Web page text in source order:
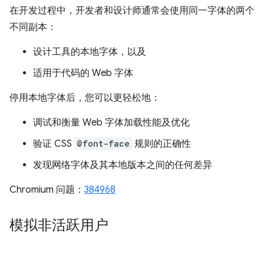
在开发过程中，开发者和设计师通常会使用同一字体的两个
不同副本：
设计工具的本地字体，以及
适用于代码的 Web 字体
停用本地字体后，您可以更轻松地：
调试和衡量 Web 字体加载性能及优化
验证 CSS @font-face 规则的正确性
发现网络字体及其本地版本之间的任何差异
Chromium 问题： 384968
模拟非活跃用户